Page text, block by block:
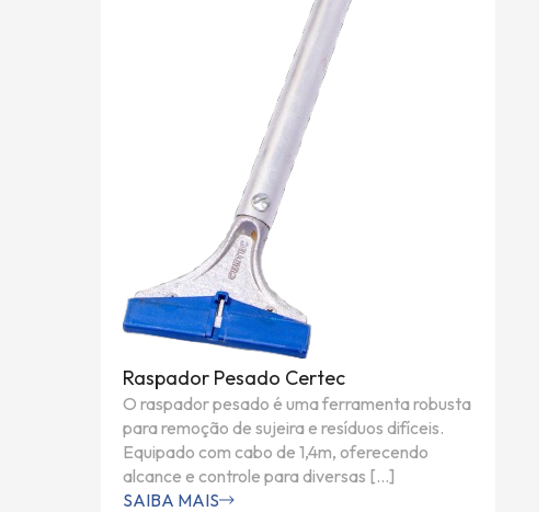
Raspador Pesado Certec
O raspador pesado é uma ferramenta robusta
para remoção de sujeira e resíduos difíceis.
Equipado com cabo de 1,4m, oferecendo
alcance e controle para diversas […]
SAIBA MAIS